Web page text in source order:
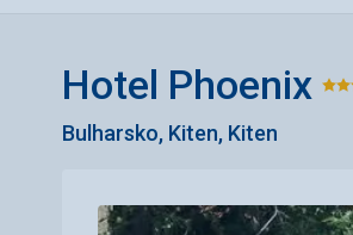
Hotel Phoenix
Bulharsko, Kiten, Kiten